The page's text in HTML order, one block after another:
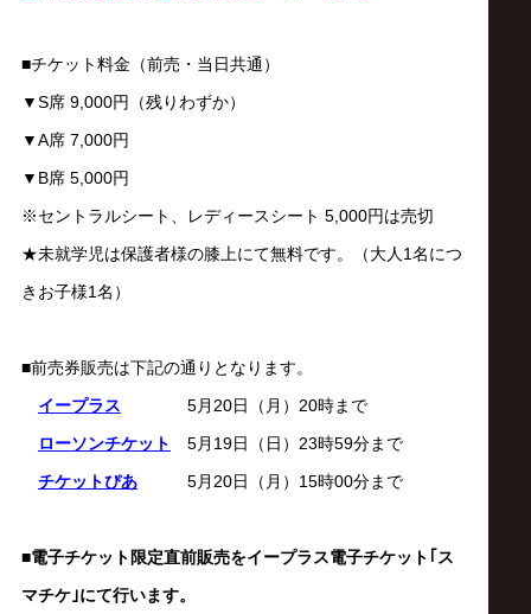
サ
イ
ト
■チケット料金（前売・当日共通）
▼S席 9,000円（残りわずか）
▼A席 7,000円
▼B席 5,000円
※セントラルシート、レディースシート 5,000円は売切
★未就学児は保護者様の膝上にて無料です。（大人1名につ
きお子様1名）
■前売券販売は下記の通りとなります。
イープラス 5月20日（月）20時まで
ローソンチケット
5月19日（日）23時59分まで
チケットぴあ5月20日（月）15時00分まで
■電子チケット限定直前販売をイープラス電子チケット｢ス
マチケ｣にて行います。